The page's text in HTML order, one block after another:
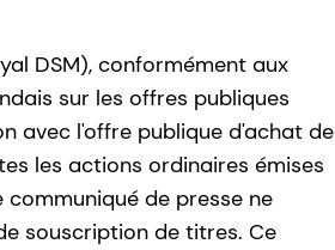
DSM), conformément aux
sur les offres publiques
avec l'offre publique d'achat de
les actions ordinaires émises
de presse ne
souscription de titres. Ce